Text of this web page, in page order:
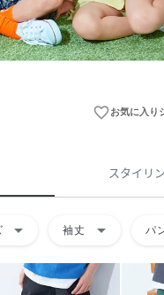
favorite_borderお気に入り
スタイリ
arrow_drop_down 袖丈 arrow_drop_down パ